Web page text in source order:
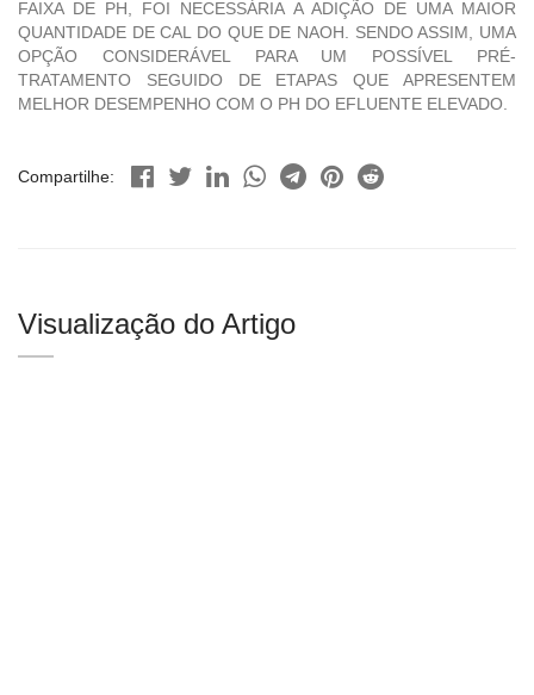
FAIXA DE PH, FOI NECESSÁRIA A ADIÇÃO DE UMA MAIOR
QUANTIDADE DE CAL DO QUE DE NAOH. SENDO ASSIM, UMA
OPÇÃO CONSIDERÁVEL PARA UM POSSÍVEL PRÉ-
TRATAMENTO SEGUIDO DE ETAPAS QUE APRESENTEM
MELHOR DESEMPENHO COM O PH DO EFLUENTE ELEVADO.
Compartilhe:
Visualização do Artigo